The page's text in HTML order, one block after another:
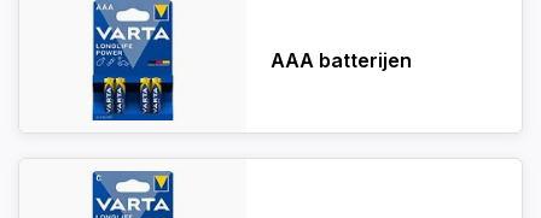
AAA batterijen